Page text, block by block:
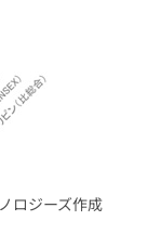
ロジーズ作成